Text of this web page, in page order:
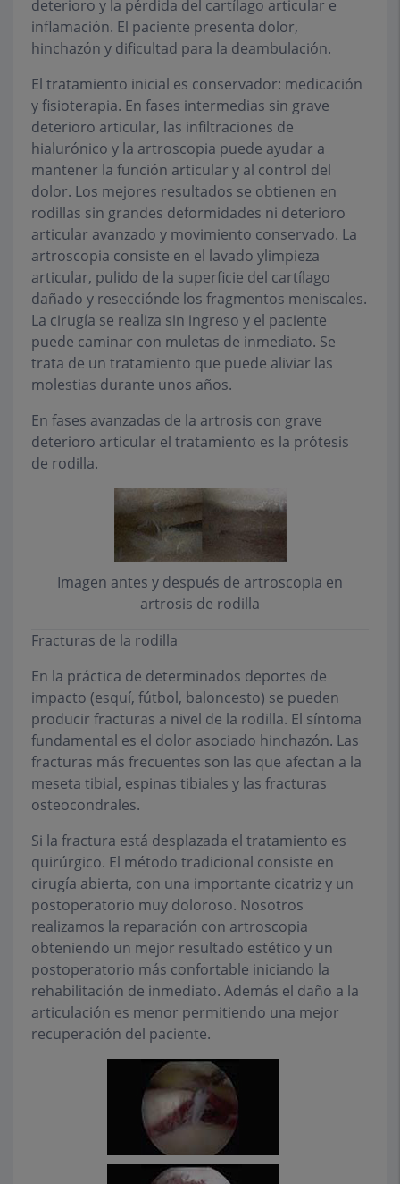
deterioro y la pérdida del cartílago articular e
inflamación. El paciente presenta dolor,
hinchazón y dificultad para la deambulación.
El tratamiento inicial es conservador: medicación
y fisioterapia. En fases intermedias sin grave
deterioro articular, las infiltraciones de
hialurónico y la artroscopia puede ayudar a
mantener la función articular y al control del
dolor. Los mejores resultados se obtienen en
rodillas sin grandes deformidades ni deterioro
articular avanzado y movimiento conservado. La
artroscopia consiste en el lavado ylimpieza
articular, pulido de la superficie del cartílago
dañado y resecciónde los fragmentos meniscales.
La cirugía se realiza sin ingreso y el paciente
puede caminar con muletas de inmediato. Se
trata de un tratamiento que puede aliviar las
molestias durante unos años.
En fases avanzadas de la artrosis con grave
deterioro articular el tratamiento es la prótesis
de rodilla.
Imagen antes y después de artroscopia en
artrosis de rodilla
Fracturas de la rodilla
En la práctica de determinados deportes de
impacto (esquí, fútbol, baloncesto) se pueden
producir fracturas a nivel de la rodilla. El síntoma
fundamental es el dolor asociado hinchazón. Las
fracturas más frecuentes son las que afectan a la
meseta tibial, espinas tibiales y las fracturas
osteocondrales.
Si la fractura está desplazada el tratamiento es
quirúrgico. El método tradicional consiste en
cirugía abierta, con una importante cicatriz y un
postoperatorio muy doloroso. Nosotros
realizamos la reparación con artroscopia
obteniendo un mejor resultado estético y un
postoperatorio más confortable iniciando la
rehabilitación de inmediato. Además el daño a la
articulación es menor permitiendo una mejor
recuperación del paciente.